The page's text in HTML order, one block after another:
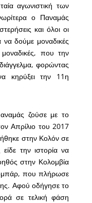
αγωνιστική των
ο Παναμάς
και όλοι οι
δούμε μοναδικές
που την
φορώντας
κηρύξει την 11η
ζούσε με το
Απρίλιο του 2017
στην Κολόν σε
την ιστορία να
στην Κολομβία
που πλήρωσε
Αφού οδήγησε το
σε τελική φάση